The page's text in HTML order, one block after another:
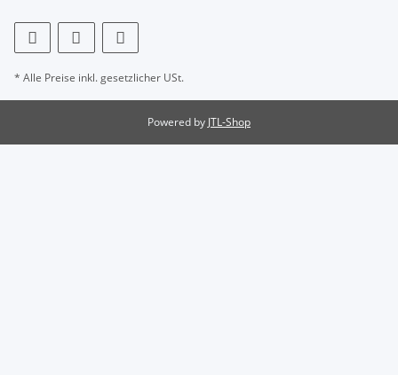
* Alle Preise inkl. gesetzlicher USt.
Powered by JTL-Shop